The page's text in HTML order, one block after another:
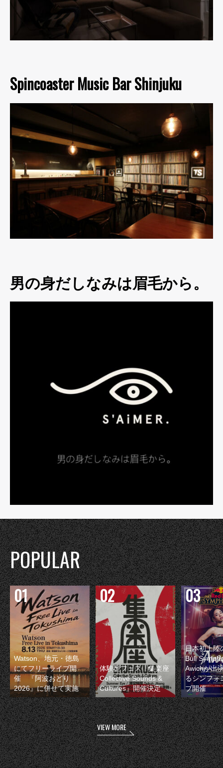
Spincoaster Music Bar Shinjuku
男の身だしなみは眉毛から。
POPULAR
Watson、地元・徳島
にてフリーライブ開
催 『阿波おどり
2026』に併せて実施
体験型フェス『集楽座
Collective Sounds &
Cultures』開催決定
日本初上陸
Bull
Awichが出
るシンフォ
ブ開催
VIEW MORE